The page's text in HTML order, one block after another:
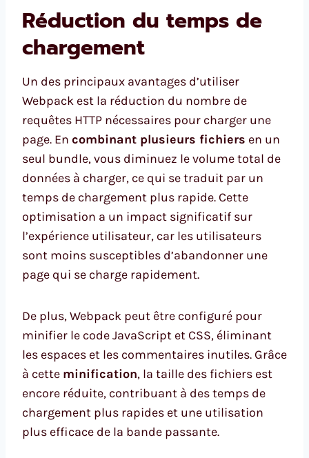
Réduction du temps de
chargement
Un des principaux avantages d’utiliser
Webpack est la réduction du nombre de
requêtes HTTP nécessaires pour charger une
page. En combinant plusieurs fichiers en un
seul bundle, vous diminuez le volume total de
données à charger, ce qui se traduit par un
temps de chargement plus rapide. Cette
optimisation a un impact significatif sur
l’expérience utilisateur, car les utilisateurs
sont moins susceptibles d’abandonner une
page qui se charge rapidement.
De plus, Webpack peut être configuré pour
minifier le code JavaScript et CSS, éliminant
les espaces et les commentaires inutiles. Grâce
à cette minification, la taille des fichiers est
encore réduite, contribuant à des temps de
chargement plus rapides et une utilisation
plus efficace de la bande passante.